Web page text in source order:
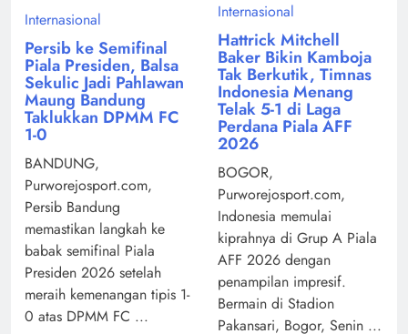
Internasional
Persib ke Semifinal
Piala Presiden, Balsa
Sekulic Jadi Pahlawan
Maung Bandung
Taklukkan DPMM FC
1-0
BANDUNG,
Purworejosport.com,
Persib Bandung
memastikan langkah ke
babak semifinal Piala
Presiden 2026 setelah
meraih kemenangan tipis 1-
0 atas DPMM FC ...
Internasional
Hattrick Mitchell
Baker Bikin Kamboja
Tak Berkutik, Timnas
Indonesia Menang
Telak 5-1 di Laga
Perdana Piala AFF
2026
BOGOR,
Purworejosport.com,
Indonesia memulai
kiprahnya di Grup A Piala
AFF 2026 dengan
penampilan impresif.
Bermain di Stadion
Pakansari, Bogor, Senin ...